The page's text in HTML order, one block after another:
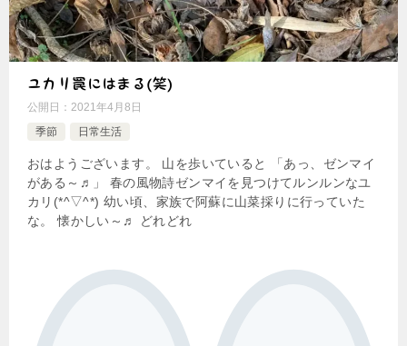
ユカリ罠にはまる(笑)
公開日： 2021年4月8日
季節
日常生活
おはようございます。 山を歩いていると 「あっ、ゼンマイ
がある～♬」 春の風物詩ゼンマイを見つけてルンルンなユ
カリ(*^▽^*) 幼い頃、家族で阿蘇に山菜採りに行っていた
な。 懐かしい～♬ どれどれ